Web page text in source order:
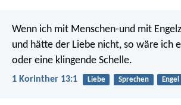
Wenn ich mit Menschen-und mit
und hätte der Liebe nicht, so wäre ich
oder eine klingende Schelle.
1 Korinther 13:1 Liebe Sprechen Engel